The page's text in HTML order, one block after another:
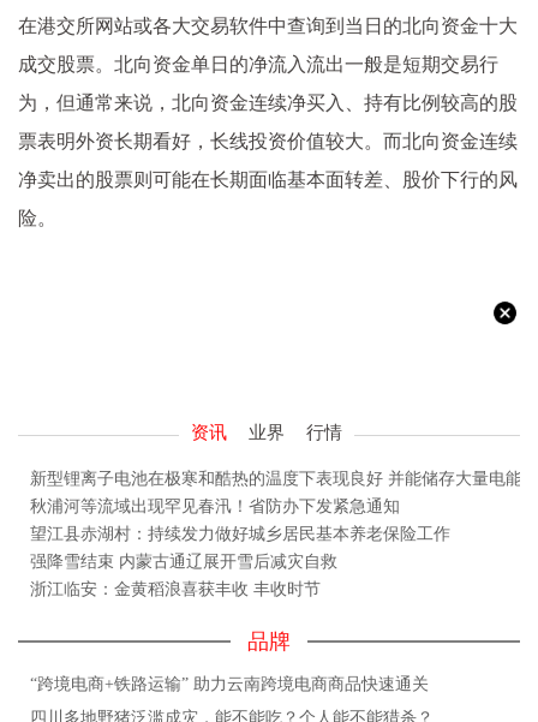
在港交所网站或各大交易软件中查询到当日的北向资金十大
成交股票。北向资金单日的净流入流出一般是短期交易行
为，但通常来说，北向资金连续净买入、持有比例较高的股
票表明外资长期看好，长线投资价值较大。而北向资金连续
净卖出的股票则可能在长期面临基本面转差、股价下行的风
险。
资讯 业界 行情
新型锂离子电池在极寒和酷热的温度下表现良好 并能储存大量电能
秋浦河等流域出现罕见春汛！省防办下发紧急通知
望江县赤湖村：持续发力做好城乡居民基本养老保险工作
强降雪结束 内蒙古通辽展开雪后减灾自救
浙江临安：金黄稻浪喜获丰收 丰收时节
品牌
“跨境电商+铁路运输” 助力云南跨境电商商品快速通关
四川多地野猪泛滥成灾，能不能吃？个人能不能猎杀？